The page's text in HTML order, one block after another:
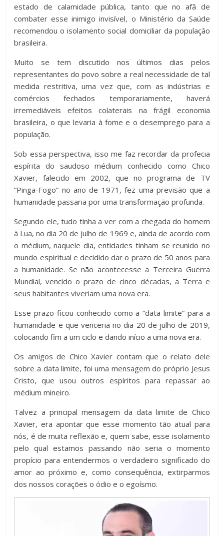
estado de calamidade pública, tanto que no afã de
combater esse inimigo invisível, o Ministério da Saúde
recomendou o isolamento social domiciliar da população
brasileira.
Muito se tem discutido nos últimos dias pelos
representantes do povo sobre a real necessidade de tal
medida restritiva, uma vez que, com as indústrias e
comércios fechados temporariamente, haverá
irremediáveis efeitos colaterais na frágil economia
brasileira, o que levaria à fome e o desemprego para a
população.
Sob essa perspectiva, isso me faz recordar da profecia
espírita do saudoso médium conhecido como Chico
Xavier, falecido em 2002, que no programa de TV
“Pinga-Fogo” no ano de 1971, fez uma previsão que a
humanidade passaria por uma transformação profunda.
Segundo ele, tudo tinha a ver com a chegada do homem
à Lua, no dia 20 de julho de 1969 e, ainda de acordo com
o médium, naquele dia, entidades tinham se reunido no
mundo espiritual e decidido dar o prazo de 50 anos para
a humanidade. Se não acontecesse a Terceira Guerra
Mundial, vencido o prazo de cinco décadas, a Terra e
seus habitantes viveriam uma nova era.
Esse prazo ficou conhecido como a “data limite” para a
humanidade e que venceria no dia 20 de julho de 2019,
colocando fim a um ciclo e dando início a uma nova era.
Os amigos de Chico Xavier contam que o relato dele
sobre a data limite, foi uma mensagem do próprio Jesus
Cristo, que usou outros espíritos para repassar ao
médium mineiro.
Talvez a principal mensagem da data limite de Chico
Xavier, era apontar que esse momento tão atual para
nós, é de muita reflexão e, quem sabe, esse isolamento
pelo qual estamos passando não seria o momento
propício para entendermos o verdadeiro significado do
amor ao próximo e, como consequência, extirparmos
dos nossos corações o ódio e o egoísmo.